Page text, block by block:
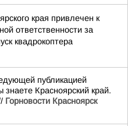
края привлечен к
ответственности за
квадрокоптера
публикацией
Красноярский край.
Горновости Красноярск